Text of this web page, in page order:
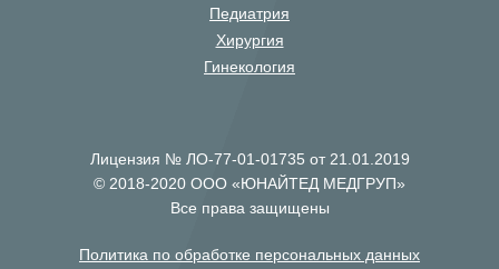
Педиатрия
Хирургия
Гинекология
Лицензия № ЛО-77-01-01735 от 21.01.2019
© 2018-2020 ООО «ЮНАЙТЕД МЕДГРУП»
Все права защищены
Политика по обработке персональных данных